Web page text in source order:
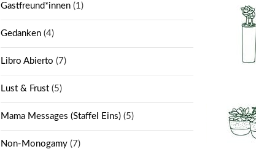
Gastfreund*innen (1)
Gedanken (4)
Libro Abierto (7)
Lust & Frust (5)
Mama Messages (Staffel Eins) (5)
Non-Monogamy (7)